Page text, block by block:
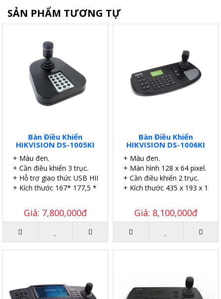
SẢN PHẨM TƯƠNG TỰ
Bàn Điều Khiển
HIKVISION DS-1005KI
+ Màu đen.
+ Cần điều khiển 3 trục.
+ Hỗ trợ giao thức USB HID.
+ Kích thước 167* 177,5 * 116 (mm)
Giá: 7,800,000đ
Bàn Điều Khiển
HIKVISION DS-1006KI
+ Màu đen.
+ Màn hình 128 x 64 pixel.
+ Cần điều khiển 2 trục.
+ Kích thước 435 x 193 x 110
Giá: 8,100,000đ